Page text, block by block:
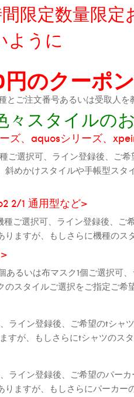
限定数量限
ように
のクーポン
ご注文番号あるいは受取人
々スタイルの
、aquosシリーズ、
ご選択可、ライン登録後、ご
めかけスタイルや手帳型ス
2/1 通用型など>
ご選択可、ライン登録後、ご
ますが、もしさらに機種の
るいは布マスク1個ご選択
スタイルご選択をご指定ご
ライン登録後、ご希望のtシャ
すが、もしさらにtシャツの
ライン登録後、ご希望のパー
ますが、もしさらにパーカ